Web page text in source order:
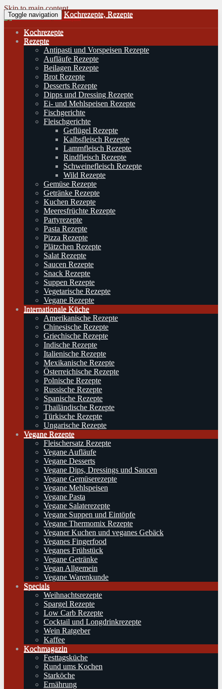
Skip to main content
Toggle navigation Kochrezepte, Rezepte
Kochrezepte
Rezepte
Antipasti und Vorspeisen Rezepte
Aufläufe Rezepte
Beilagen Rezepte
Brot Rezepte
Desserts Rezepte
Dipps und Dressing Rezepte
Ei- und Mehlspeisen Rezepte
Fischgerichte
Fleischgerichte
Geflügel Rezepte
Kalbsfleisch Rezepte
Lammfleisch Rezepte
Rindfleisch Rezepte
Schweinefleisch Rezepte
Wild Rezepte
Gemüse Rezepte
Getränke Rezepte
Kuchen Rezepte
Meeresfrüchte Rezepte
Partyrezepte
Pasta Rezepte
Pizza Rezepte
Plätzchen Rezepte
Salat Rezepte
Saucen Rezepte
Snack Rezepte
Suppen Rezepte
Vegetarische Rezepte
Vegane Rezepte
Internationale Küche
Amerikanische Rezepte
Chinesische Rezepte
Griechische Rezepte
Indische Rezepte
Italienische Rezepte
Mexikanische Rezepte
Österreichische Rezepte
Polnische Rezepte
Russische Rezepte
Spanische Rezepte
Thailändische Rezepte
Türkische Rezepte
Ungarische Rezepte
Vegane Rezepte
Fleischersatz Rezepte
Vegane Aufläufe
Vegane Desserts
Vegane Dips, Dressings und Saucen
Vegane Gemüserezepte
Vegane Mehlspeisen
Vegane Pasta
Vegane Salaterezepte
Vegane Suppen und Eintöpfe
Vegane Thermomix Rezepte
Veganer Kuchen und veganes Gebäck
Veganes Fingerfood
Veganes Frühstück
Vegane Getränke
Vegan Allgemein
Vegane Warenkunde
Specials
Weihnachtsrezepte
Spargel Rezepte
Low Carb Rezepte
Cocktail und Longdrinkrezepte
Wein Ratgeber
Kaffee
Kochmagazin
Festtagsküche
Rund ums Kochen
Starköche
Ernährung